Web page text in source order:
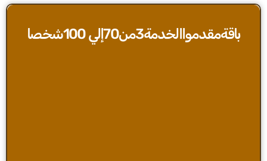
باقةمقدمواالخدمة3من70إلي 100شخصا